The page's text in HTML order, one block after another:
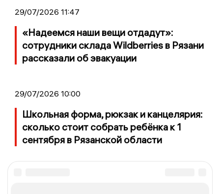
29/07/2026 11:47
«Надеемся наши вещи отдадут»:
сотрудники склада Wildberries в Рязани
рассказали об эвакуации
29/07/2026 10:00
Школьная форма, рюкзак и канцелярия:
сколько стоит собрать ребёнка к 1
сентября в Рязанской области